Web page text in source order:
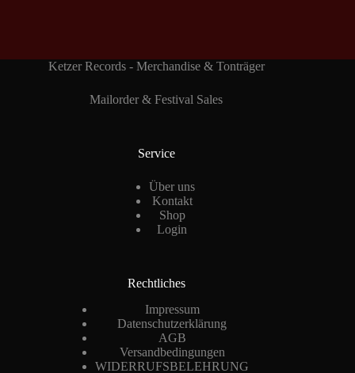
Ketzer Records - Merchandise & Tonträger
Mailorder & Festival Sales
Service
Über uns
Kontakt
Shop
Login
Rechtliches
Impressum
Datenschutzerklärung
AGB
Versandbedingungen
WIDERRUFSBELEHRUNG